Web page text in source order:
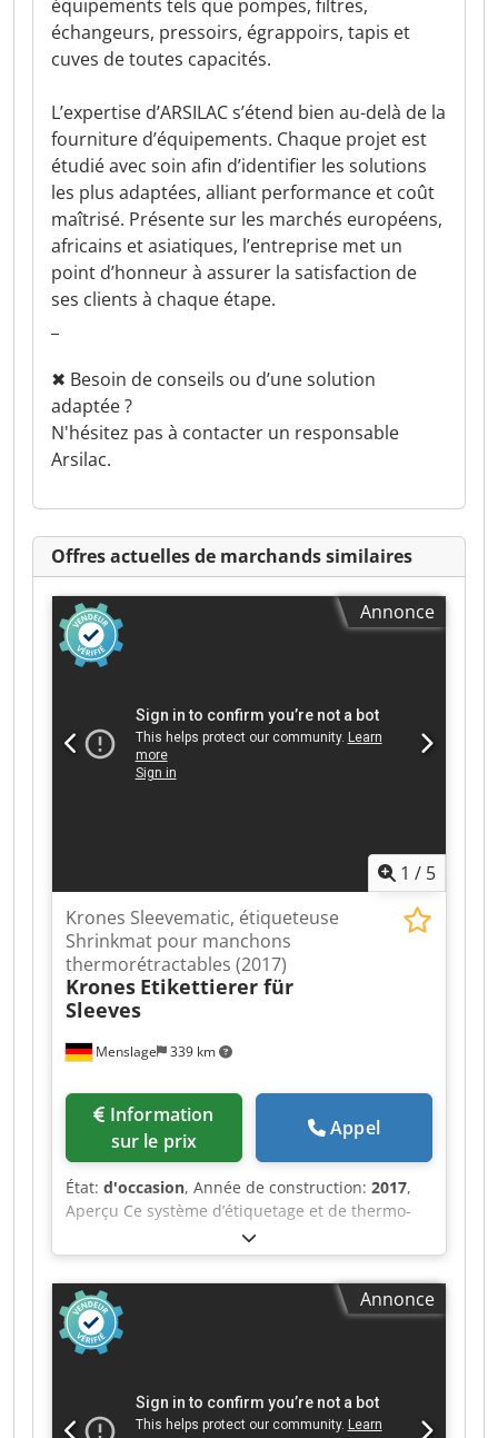
équipements tels que pompes, filtres,
échangeurs, pressoirs, égrappoirs, tapis et
cuves de toutes capacités.
L’expertise d’ARSILAC s’étend bien au-delà de la
fourniture d’équipements. Chaque projet est
étudié avec soin afin d’identifier les solutions
les plus adaptées, alliant performance et coût
maîtrisé. Présente sur les marchés européens,
africains et asiatiques, l’entreprise met un
point d’honneur à assurer la satisfaction de
ses clients à chaque étape.
✖︎ Besoin de conseils ou d’une solution
adaptée ?
N'hésitez pas à contacter un responsable
Arsilac.
Offres actuelles de marchands similaires
Annonce
1 / 5
Menslage 339 km
Krones Sleevematic, étiqueteuse
Shrinkmat pour manchons
thermorétractables (2017)
Krones Etikettierer für
Sleeves
sur le prix
Appel
État: d'occasion, Année de construction: 2017,
Aperçu Ce système d’étiquetage et de thermo-
rétraction des étiquettes à manche a été
fabriqué en 2017 par la société allemande
Krones. Le système est composé d’un
applicateur d’étiquettes à manche Krones
Sleevematic et d’un tunnel de thermo-rétraction
Krones Shrinkmat, et est conçu pour l’application
sur des bouteilles et des conteneurs de
différents formats. Données techniques -
Annonce